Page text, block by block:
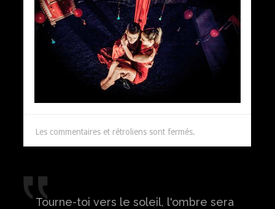
Les commentaires et rétroliens sont fermés.
Tourne-toi vers le soleil, l'ombre sera